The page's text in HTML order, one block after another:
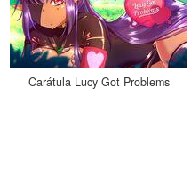
Carátula Lucy Got Problems